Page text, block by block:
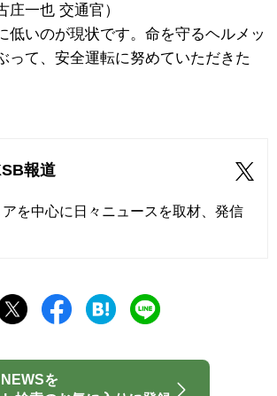
庄一也 交通官）
低いのが現状です。命を守るヘルメッ
って、安全運転に努めていただきた
報道
を中心に日々ニュースを取材、発信
を